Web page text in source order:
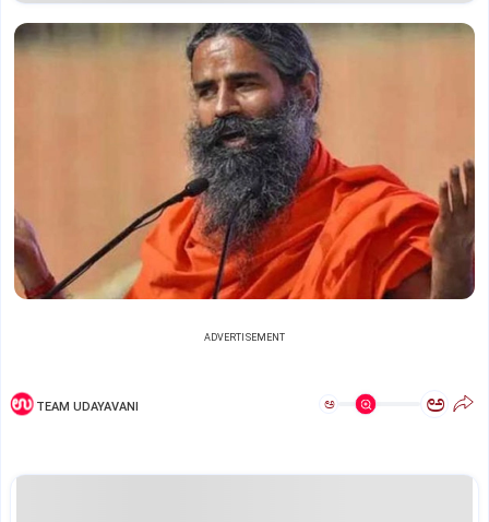
ADVERTISEMENT
TEAM UDAYAVANI ಅ ಅ